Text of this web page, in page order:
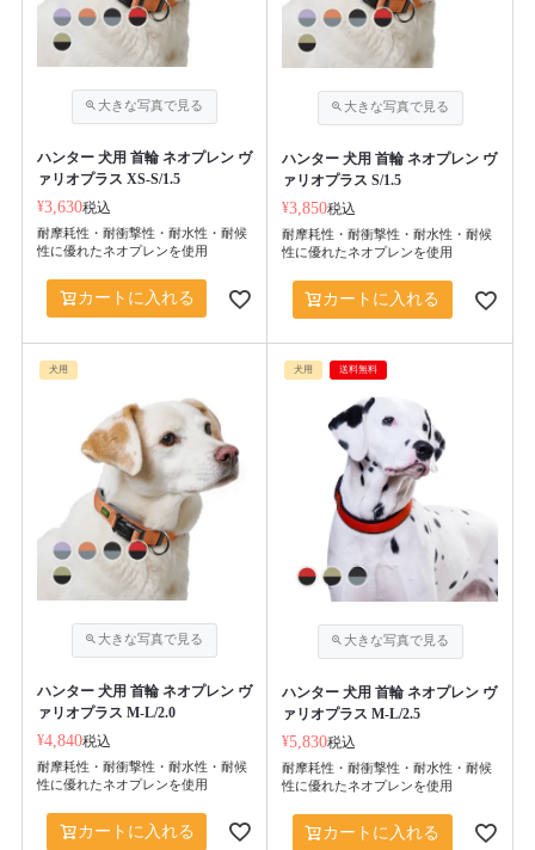
ハンター 犬用 首輪 ネオプレン ヴ
ァリオプラス XS-S/1.5
¥3,630税込
耐摩耗性・耐衝撃性・耐水性・耐候
性に優れたネオプレンを使用
カートに入れる
ハンター 犬用 首輪 ネオプレン ヴ
ァリオプラス S/1.5
¥3,850税込
耐摩耗性・耐衝撃性・耐水性・耐候
性に優れたネオプレンを使用
カートに入れる
犬用
ハンター 犬用 首輪 ネオプレン ヴ
ァリオプラス M-L/2.0
¥4,840税込
耐摩耗性・耐衝撃性・耐水性・耐候
性に優れたネオプレンを使用
カートに入れる
犬用 送料無料
ハンター 犬用 首輪 ネオプレン ヴ
ァリオプラス M-L/2.5
¥5,830税込
耐摩耗性・耐衝撃性・耐水性・耐候
性に優れたネオプレンを使用
カートに入れる